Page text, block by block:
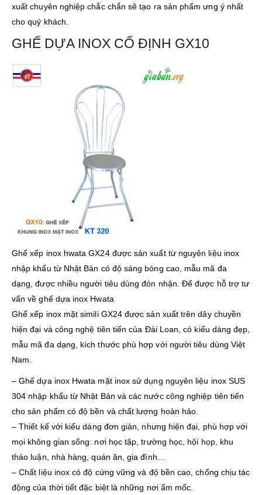
xuất chuyên nghiệp chắc chắn sẽ tạo ra sản phẩm ưng ý nhất
cho quý khách.
GHẾ DỰA INOX CỐ ĐỊNH GX10
Ghế xếp inox hwata GX24 được sản xuất từ nguyên liệu inox
nhập khẩu từ Nhật Bản có độ sáng bóng cao, mẫu mã đa
dạng, được nhiều người tiêu dùng đón nhận. Để được hỗ trợ tư
vấn về ghế dựa inox Hwata
Ghế xếp inox mặt simili GX24 được sản xuất trên dây chuyền
hiện đại và công nghệ tiên tiến của Đài Loan, có kiểu dáng đẹp,
mẫu mã đa dạng, kích thước phù hợp với người tiêu dùng Việt
Nam.
– Ghế dựa inox Hwata mặt inox sử dụng nguyên liệu inox SUS
304 nhập khẩu từ Nhật Bản và các nước công nghiệp tiên tiến
cho sản phẩm có độ bền và chất lượng hoàn hảo.
– Thiết kế với kiểu dáng đơn giản, nhưng hiện đại, phù hợp với
mọi không gian sống: nơi học tập, trường học, hội họp, khu
thảo luận, nhà hàng, quán ăn, gia đình…
– Chất liệu inox có độ cứng vững và độ bền cao, chống chịu tác
động của thời tiết đặc biệt là những nơi ẩm mốc.